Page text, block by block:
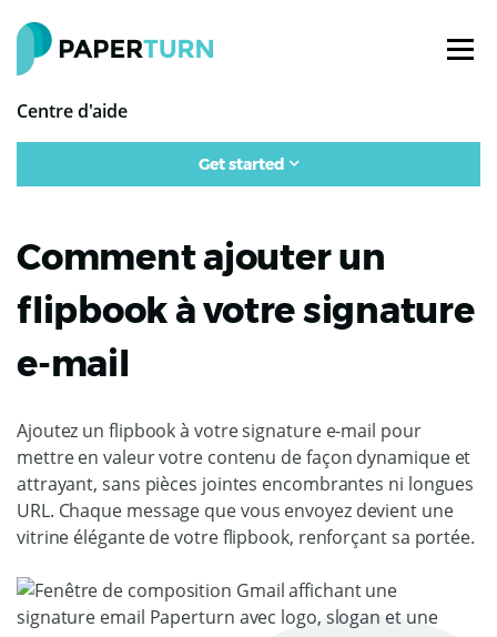
Centre d'aide
Get started
Comment ajouter un
flipbook à votre signature
e-mail
Ajoutez un flipbook à votre signature e-mail pour
mettre en valeur votre contenu de façon dynamique et
attrayant, sans pièces jointes encombrantes ni longues
URL. Chaque message que vous envoyez devient une
vitrine élégante de votre flipbook, renforçant sa portée.